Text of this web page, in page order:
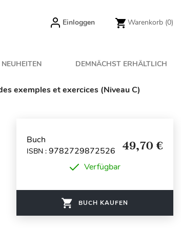
Einloggen Warenkorb (0)
NEUHEITEN DEMNÄCHST ERHÄLTLICH
exemples et exercices (Niveau C)
Buch
ISBN : 9782729872526 49,70 €
Verfügbar
BUCH KAUFEN